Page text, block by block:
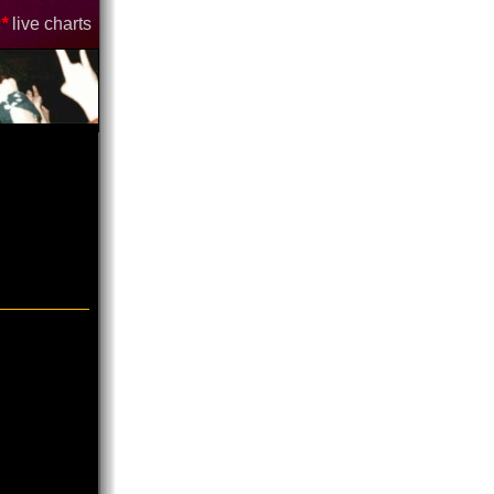
live charts